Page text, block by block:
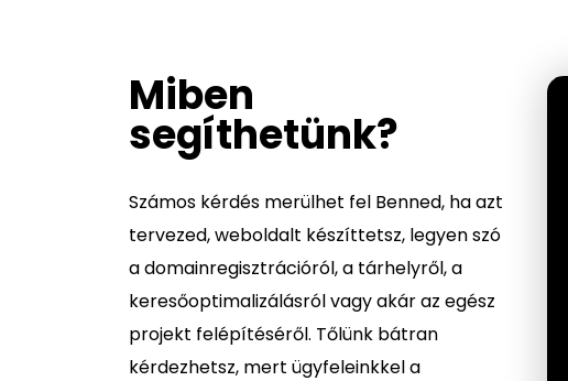
Miben
segíthetünk?
Számos kérdés merülhet fel Benned, ha azt
tervezed, weboldalt készíttetsz, legyen szó
a domainregisztrációról, a tárhelyről, a
keresőoptimalizálásról vagy akár az egész
projekt felépítéséről. Tőlünk bátran
kérdezhetsz, mert ügyfeleinkkel a